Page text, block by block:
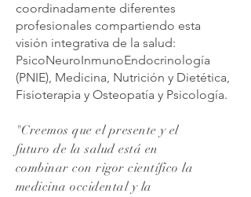
coordinadamente diferentes
profesionales compartiendo esta
visión integrativa de la salud:
PsicoNeuroInmunoEndocrinología
(PNIE), Medicina, Nutrición y Dietética,
Fisioterapia y Osteopatía y Psicología.
"Creemos que el presente y el
futuro de la salud está en
combinar con rigor científico la
medicina occidental y la